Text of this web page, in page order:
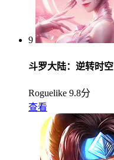
9
斗罗大陆：逆转时空
Roguelike 9.8分
查看